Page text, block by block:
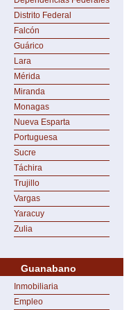
Distrito Federal
Falcón
Guárico
Lara
Mérida
Miranda
Monagas
Nueva Esparta
Portuguesa
Sucre
Táchira
Trujillo
Vargas
Yaracuy
Zulia
Guanabano
Inmobiliaria
Empleo